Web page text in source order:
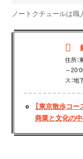
ノートクチュールは職
住所
～
ス：
【東京散歩コ
商業と文化の